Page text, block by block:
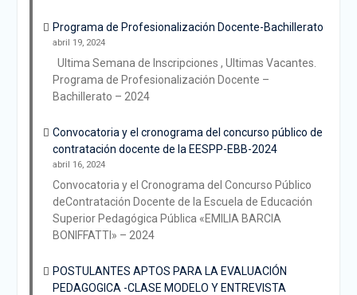
Programa de Profesionalización Docente-Bachillerato
abril 19, 2024
Ultima Semana de Inscripciones , Ultimas Vacantes.
Programa de Profesionalización Docente –
Bachillerato – 2024
Convocatoria y el cronograma del concurso público de
contratación docente de la EESPP-EBB-2024
abril 16, 2024
Convocatoria y el Cronograma del Concurso Público
deContratación Docente de la Escuela de Educación
Superior Pedagógica Pública «EMILIA BARCIA
BONIFFATTI» – 2024
POSTULANTES APTOS PARA LA EVALUACIÓN
PEDAGOGICA -CLASE MODELO Y ENTREVISTA